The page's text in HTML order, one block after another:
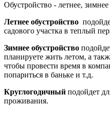
Обустройство - летнее,
Летнее обустройство
садового участка в теплый
Зимнее обустройство
планируете жить летом, а
чтобы провести время в
попариться в баньке и т.д.
Круглогодичный подойдет
проживания.